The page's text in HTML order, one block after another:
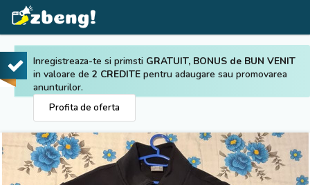
Inregistreaza-te si primsti GRATUIT, BONUS de BUN VENIT
in valoare de 2 CREDITE pentru adaugare sau promovarea
anunturilor.
Profita de oferta